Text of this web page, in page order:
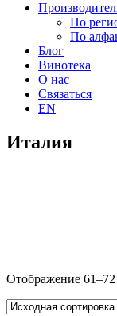
По
По
Блог
Винотека
О нас
Связаться
EN
Италия
Отображение 61–72